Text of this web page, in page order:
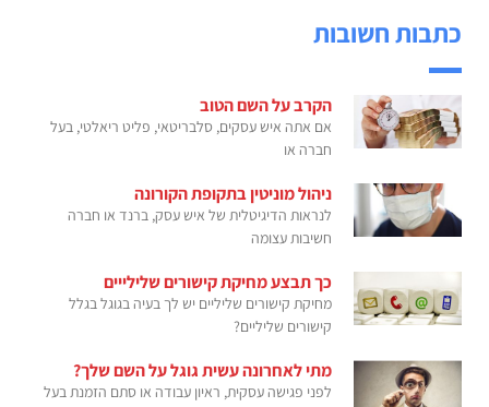
כתבות חשובות
הקרב על השם הטוב
אם אתה איש עסקים, סלבריטאי, פליט ריאלטי, בעל
חברה או
ניהול מוניטין בתקופת הקורונה
לנראות הדיגיטלית של איש עסק, ברנד או חברה
חשיבות עצומה
כך תבצע מחיקת קישורים שלילייים
מחיקת קישורים שליליים יש לך בעיה בגוגל בגלל
קישורים שליליים?
מתי לאחרונה עשית גוגל על השם שלך?
לפני פגישה עסקית, ראיון עבודה או סתם הזמנת בעל